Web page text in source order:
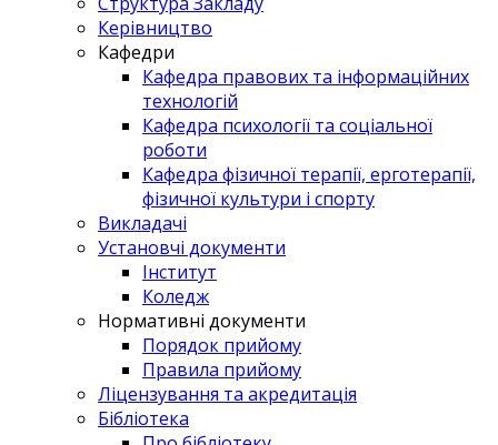
Керівництво
Кафедри
Кафедра правових та інформаційних
технологій
Кафедра психології та соціальної
роботи
Кафедра фізичної терапії, ерготерапії,
фізичної культури і спорту
Викладачі
Установчі документи
Інститут
Коледж
Нормативні документи
Порядок прийому
Правила прийому
Ліцензування та акредитація
Бібліотека